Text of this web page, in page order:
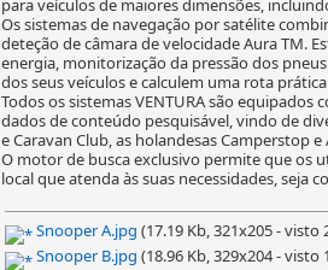
para veículos de maiores dimensões,
Os sistemas de navegação por satélite
deteção de câmara de velocidade Aura TM.
energia, monitorização da pressão dos
dos seus veículos e calculem uma rota
Todos os sistemas VENTURA são
dados de conteúdo pesquisável, vindo de
e Caravan Club, as holandesas Camperstop
O motor de busca exclusivo permite que os
local que atenda às suas necessidades, seja
Snooper A.jpg (17.19 Kb, 321x205 - visto
Snooper B.jpg (18.96 Kb, 329x204 - visto